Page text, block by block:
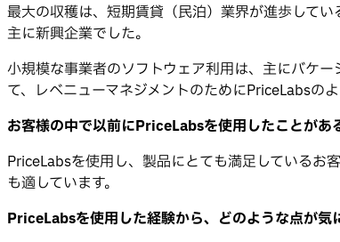
最大の収穫は、短期賃貸（民泊）業界が進歩して
主に新興企業でした。
小規模な事業者のソフトウェア利用は、主にバケ
て、レベニューマネジメントのためにPriceLabsの
お客様の中で以前にPriceLabsを使用したことがあ
PriceLabsを使用し、製品にとても満足しているお
も適しています。
PriceLabsを使用した経験から、どのような点が気